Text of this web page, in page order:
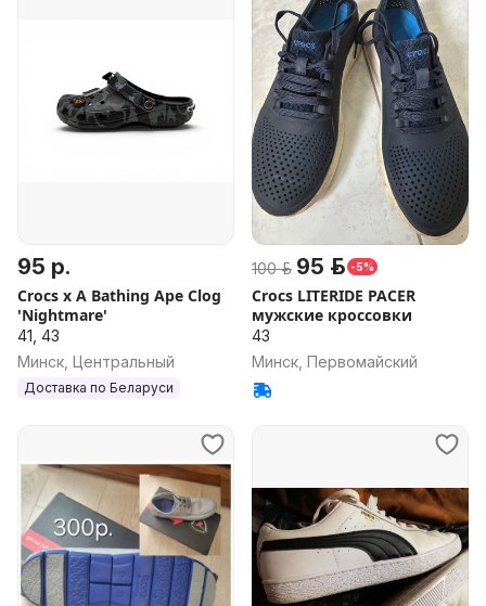
95 р.
Crocs x A Bathing Ape Clog
'Nightmare'
41, 43
Минск, Центральный
Доставка по Беларуси
100 р. 95 р. -5%
Crocs LITERIDE PACER
мужские кроссовки
43
Минск, Первомайский